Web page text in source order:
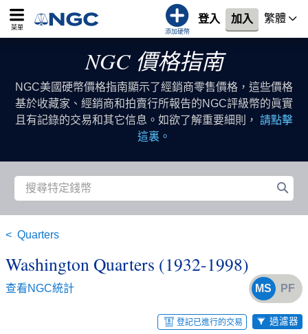
菜單
添加硬幣
登入 加入 繁體
NGC 價格指南
NGC美國硬幣價格指南顯示了經銷商零售價格，這些價格
基於收藏家、經銷商和拍賣行所報告的NGC評級幣的眞實
且有記錄的交易和其它信息。如欲了解重要細則， 請點擊
這裏。
Quarters
Washington Quarters (1932-1998)
查看NGC統計 PF
MS
登記已進行的交易 過濾器